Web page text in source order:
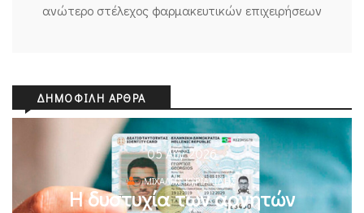
ανώτερο στέλεχος φαρμακευτικών επιχειρήσεων
ΔΗΜΟΦΙΛΉ ΆΡΘΡΑ
05 Αυγ 2026
ΜΙΧΆΛΗΣ ΚΥΡΙΑΚΊΔΗΣ
Η δυστυχία των αρνητών